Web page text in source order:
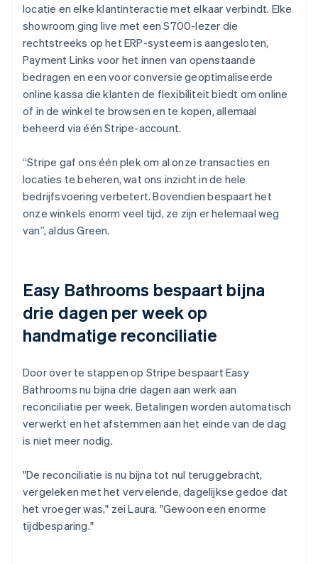
locatie en elke klantinteractie met elkaar verbindt. Elke
showroom ging live met een S700-lezer die
rechtstreeks op het ERP-systeem is aangesloten,
Payment Links voor het innen van openstaande
bedragen en een voor conversie geoptimaliseerde
online kassa die klanten de flexibiliteit biedt om online
of in de winkel te browsen en te kopen, allemaal
beheerd via één Stripe-account.
“Stripe gaf ons één plek om al onze transacties en
locaties te beheren, wat ons inzicht in de hele
bedrijfsvoering verbetert. Bovendien bespaart het
onze winkels enorm veel tijd, ze zijn er helemaal weg
van”, aldus Green.
Easy Bathrooms bespaart bijna
drie dagen per week op
handmatige reconciliatie
Door over te stappen op Stripe bespaart Easy
Bathrooms nu bijna drie dagen aan werk aan
reconciliatie per week. Betalingen worden automatisch
verwerkt en het afstemmen aan het einde van de dag
is niet meer nodig.
"De reconciliatie is nu bijna tot nul teruggebracht,
vergeleken met het vervelende, dagelijkse gedoe dat
het vroeger was," zei Laura. "Gewoon een enorme
tijdbesparing."